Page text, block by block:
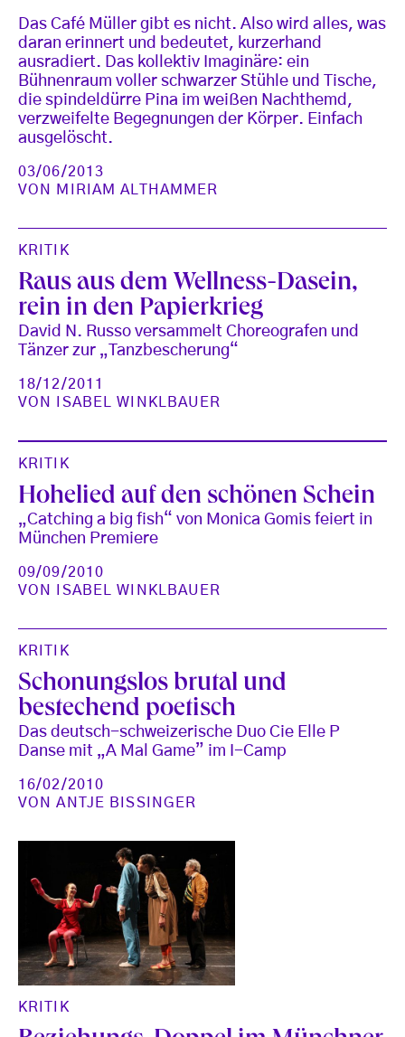
Das Café Müller gibt es nicht. Also wird alles, was
daran erinnert und bedeutet, kurzerhand
ausradiert. Das kollektiv Imaginäre: ein
Bühnenraum voller schwarzer Stühle und Tische,
die spindeldürre Pina im weißen Nachthemd,
verzweifelte Begegnungen der Körper. Einfach
ausgelöscht.
03/06/2013
VON MIRIAM ALTHAMMER
KRITIK
Raus aus dem Wellness-Dasein,
rein in den Papierkrieg
David N. Russo versammelt Choreografen und
Tänzer zur „Tanzbescherung“
18/12/2011
VON
ISABEL WINKLBAUER
KRITIK
Hohelied auf den schönen Schein
„Catching a big fish“ von Monica Gomis feiert in
München Premiere
09/09/2010
VON
ISABEL WINKLBAUER
KRITIK
Schonungslos brutal und
bestechend poetisch
Das deutsch-schweizerische Duo Cie Elle P
Danse mit „A Mal Game” im I-Camp
16/02/2010
VONANTJE BISSINGER
KRITIK